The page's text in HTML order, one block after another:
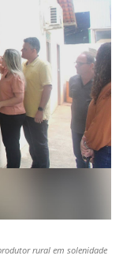
rural em solenidade